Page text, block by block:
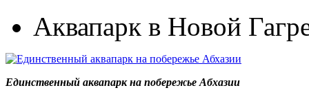
Аквапарк в Новой
Единственный аквапарк на побережье Абхазии